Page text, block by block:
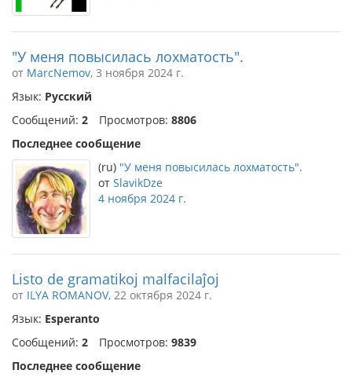
"У меня повысилась лохматость".
от MarcNemov, 3 ноября 2024 г.
Язык: Русский
Сообщений: 2 Просмотров: 8806
Последнее сообщение
(ru) "У меня повысилась лохматость".
от SlavikDze
4 ноября 2024 г.
Listo de gramatikoj malfacilaĵoj
от ILYA ROMANOV, 22 октября 2024 г.
Язык: Esperanto
Сообщений: 2 Просмотров: 9839
Последнее сообщение